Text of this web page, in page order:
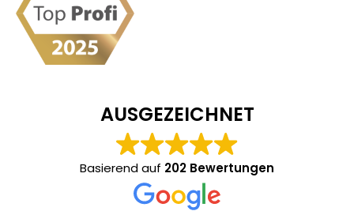
AUSGEZEICHNET
Basierend auf 202 Bewertungen